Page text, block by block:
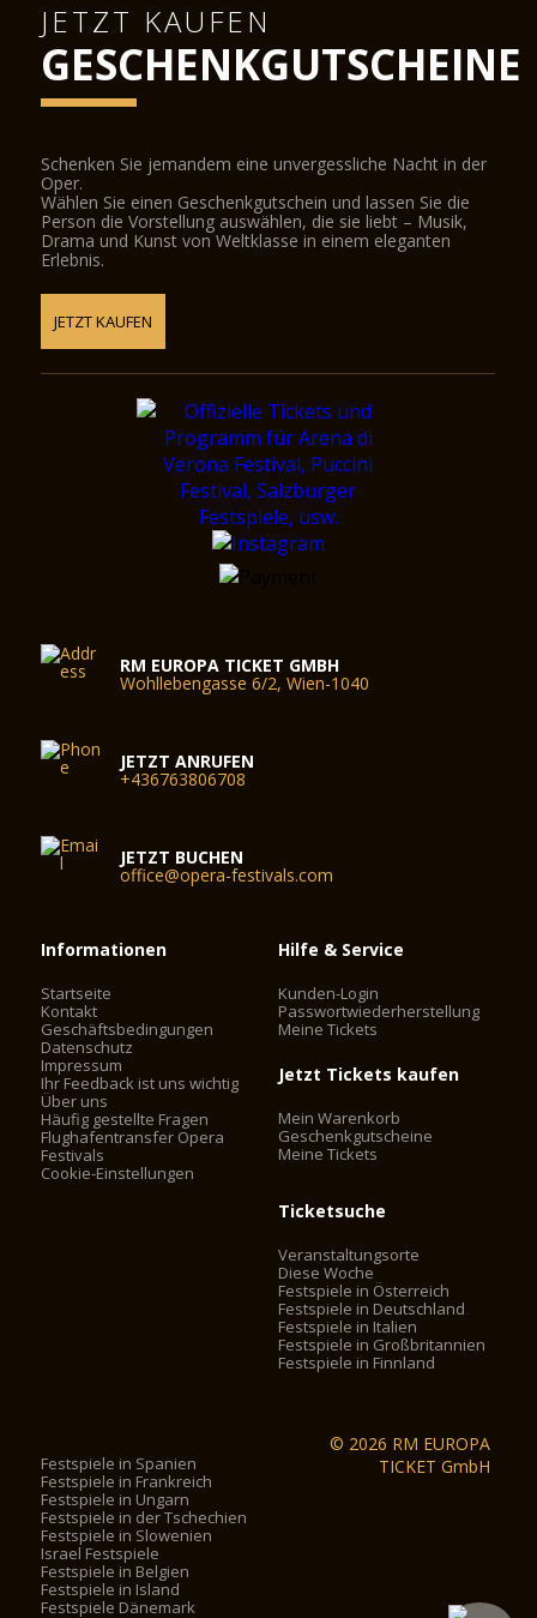
JETZT KAUFEN
GESCHENKGUTSCHEINE
Schenken Sie jemandem eine unvergessliche Nacht in der
Oper.
Wählen Sie einen Geschenkgutschein und lassen Sie die
Person die Vorstellung auswählen, die sie liebt – Musik,
Drama und Kunst von Weltklasse in einem eleganten
Erlebnis.
JETZT KAUFEN
RM EUROPA TICKET GMBH
Wohllebengasse 6/2, Wien-1040
JETZT ANRUFEN
+436763806708
JETZT BUCHEN
office@opera-festivals.com
Informationen
Startseite
Kontakt
Geschäftsbedingungen
Datenschutz
Impressum
Ihr Feedback ist uns wichtig
Über uns
Häufig gestellte Fragen
Flughafentransfer Opera
Festivals
Cookie-Einstellungen
Hilfe & Service
Kunden-Login
Passwortwiederherstellung
Meine Tickets
Jetzt Tickets kaufen
Mein Warenkorb
Geschenkgutscheine
Meine Tickets
Ticketsuche
Veranstaltungsorte
Diese Woche
Festspiele in Österreich
Festspiele in Deutschland
Festspiele in Italien
Festspiele in Großbritannien
Festspiele in Finnland
Festspiele in Spanien
Festspiele in Frankreich
Festspiele in Ungarn
Festspiele in der Tschechien
Festspiele in Slowenien
Israel Festspiele
Festspiele in Belgien
Festspiele in Island
Festspiele Dänemark
© 2026 RM EUROPA
TICKET GmbH